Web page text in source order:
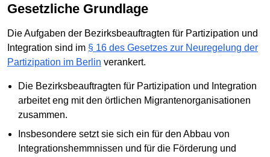
Gesetzliche Grundlage
Die Aufgaben der Bezirksbeauftragten für Partizipation und
Integration sind im § 16 des Gesetzes zur Neuregelung der
Partizipation im Berlin verankert.
Die Bezirksbeauftragten für Partizipation und Integration
arbeitet eng mit den örtlichen Migrantenorganisationen
zusammen.
Insbesondere setzt sie sich ein für den Abbau von
Integrationshemmnissen und für die Förderung und